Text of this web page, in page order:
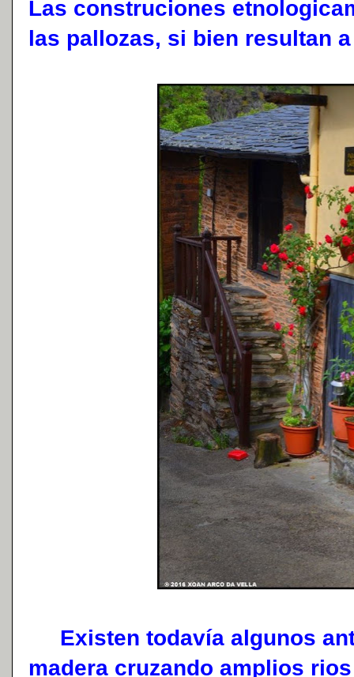
Las construciones
las pallozas, si bien resultan
Existen todavía algunos
madera cruzando amplios